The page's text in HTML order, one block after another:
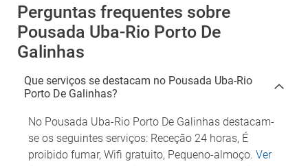
Perguntas frequentes sobre
Pousada Uba-Rio Porto De
Galinhas
Que serviços se destacam no Pousada Uba-Rio
Porto De Galinhas?
No Pousada Uba-Rio Porto De Galinhas destacam-
se os seguintes serviços: Receção 24 horas, É
proibido fumar, Wifi gratuito, Pequeno-almoço. Ver